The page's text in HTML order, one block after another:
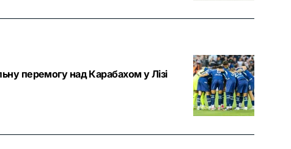
перемогу над Карабахом у Лізі